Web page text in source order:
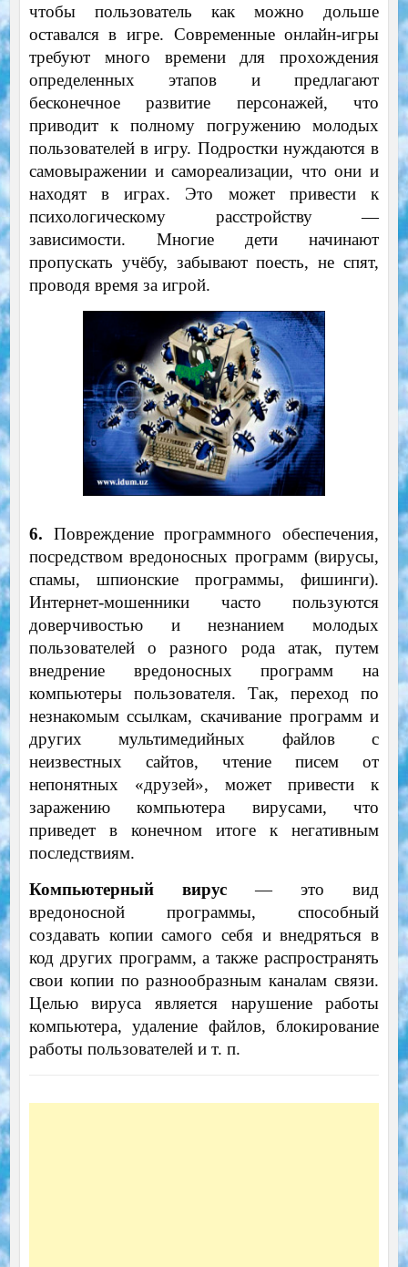
чтобы пользователь как можно дольше
оставался в игре. Современные онлайн-игры
требуют много времени для прохождения
определенных этапов и предлагают
бесконечное развитие персонажей, что
приводит к полному погружению молодых
пользователей в игру. Подростки нуждаются в
самовыражении и самореализации, что они и
находят в играх. Это может привести к
психологическому расстройству —
зависимости. Многие дети начинают
пропускать учёбу, забывают поесть, не спят,
проводя время за игрой.
6. Повреждение программного обеспечения,
посредством вредоносных программ (вирусы,
спамы, шпионские программы, фишинги).
Интернет-мошенники часто пользуются
доверчивостью и незнанием молодых
пользователей о разного рода атак, путем
внедрение вредоносных программ на
компьютеры пользователя. Так, переход по
незнакомым ссылкам, скачивание программ и
других мультимедийных файлов с
неизвестных сайтов, чтение писем от
непонятных «друзей», может привести к
заражению компьютера вирусами, что
приведет в конечном итоге к негативным
последствиям.
Компьютерный вирус— это вид
вредоносной программы, способный
создавать копии самого себя и внедряться в
код других программ, а также распространять
свои копии по разнообразным каналам связи.
Целью вируса является нарушение работы
компьютера, удаление файлов, блокирование
работы пользователей и т. п.